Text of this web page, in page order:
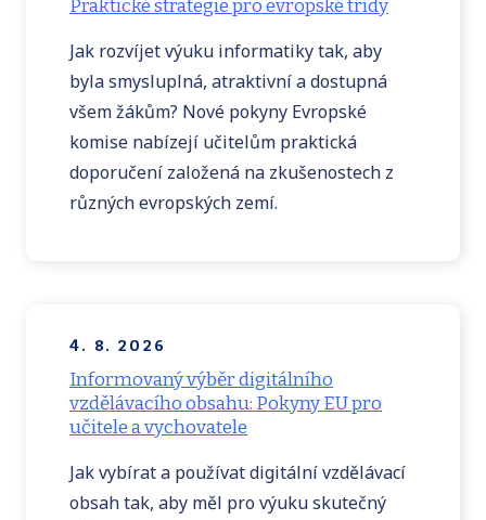
Praktické strategie pro evropské třídy
Jak rozvíjet výuku informatiky tak, aby
byla smysluplná, atraktivní a dostupná
všem žákům? Nové pokyny Evropské
komise nabízejí učitelům praktická
doporučení založená na zkušenostech z
různých evropských zemí.
4. 8. 2026
Informovaný výběr digitálního
vzdělávacího obsahu: Pokyny EU pro
učitele a vychovatele
Jak vybírat a používat digitální vzdělávací
obsah tak, aby měl pro výuku skutečný